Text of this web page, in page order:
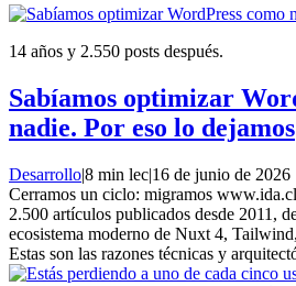
14 años y 2.550 posts después.
Sabíamos optimizar
nadie. Por eso lo dejamos
Desarrollo|8 min lec|16 de junio de 2026
Cerramos un ciclo: migramos
2.500 artículos publicados desde 2011,
ecosistema moderno de Nuxt 4,
Estas son las razones técnicas y